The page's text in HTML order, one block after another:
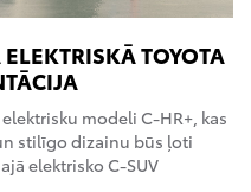
TOYOTA
modeli C-HR+, kas
stilīgo dizainu būs ļoti
elektrisko C-SUV